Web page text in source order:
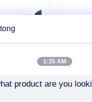
पनडुब्बी
1:35 AM
product are you